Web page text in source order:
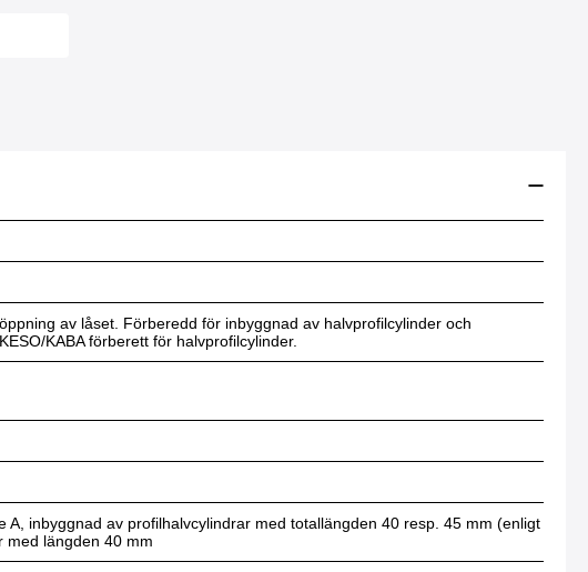
av låset. Förberedd för inbyggnad av halvprofilcylinder och
KABA förberett för halvprofilcylinder.
inbyggnad av profilhalvcylindrar med totallängden 40 resp. 45 mm (enligt
med längden 40 mm